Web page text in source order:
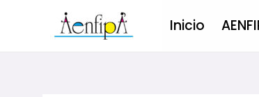
Inicio